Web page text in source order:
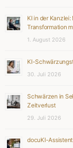
KI in der
Transformation
1. August 2026
KI-
30. Juli 2026
Schwärzen in
Zeitverlust
29. Juli 2026
docuKI-